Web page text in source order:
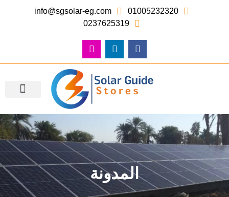
01005232320
info@sgsolar-eg.com
0237625319
المدونة